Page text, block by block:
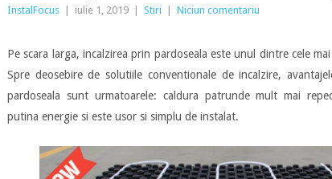
InstalFocus iulie 1, 2019 Stiri Niciun comentariu
Pe scara larga, incalzirea prin pardoseala este unul dintre cele
Spre deosebire de solutiile conventionale de incalzire,
pardoseala sunt urmatoarele: caldura patrunde mult mai
putina energie si este usor si simplu de instalat.